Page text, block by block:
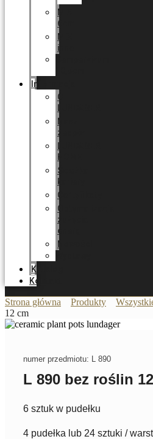
MIX
6cm
MIX
inne
Informacja
O
Nasz
zespół
HOME
Ścieżka
kariery
Certyfikaty
Optymalizacja
zużycia
energii
Nowości
Katalog
Kontakt
Strona główna Produkty
12 cm
numer przedmiotu: L 890
L 890 bez roślin
6 sztuk w pudełku
4 pudełka lub 24 sztuki /